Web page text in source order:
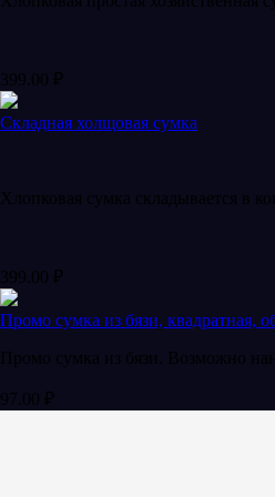
399.00 ₽
Складная холщовая сумка
Хлопковая сумка складывается в
399.00 ₽
Промо сумка из бязи, квадратная,
Промо сумка из бязи. Возможно
97.00 ₽